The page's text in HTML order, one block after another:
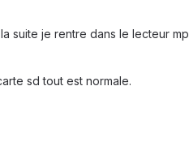
suite je rentre dans le lecteur
sd tout est normale.